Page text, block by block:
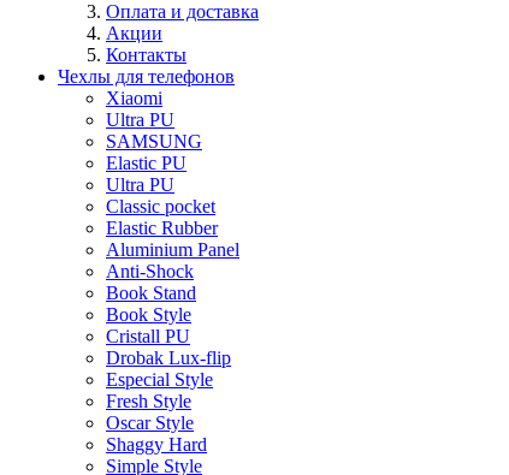
Оплата и доставка
Акции
Контакты
Чехлы для телефонов
Xiaomi
Ultra PU
SAMSUNG
Elastic PU
Ultra PU
Classic pocket
Elastic Rubber
Aluminium Panel
Anti-Shock
Book Stand
Book Style
Cristall PU
Drobak Lux-flip
Especial Style
Fresh Style
Oscar Style
Shaggy Hard
Simple Style